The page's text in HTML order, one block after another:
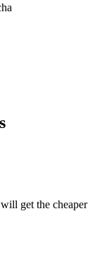
get the cheaper